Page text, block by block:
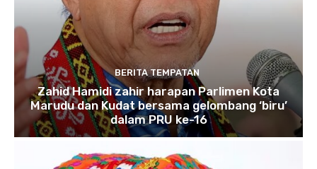
BERITA TEMPATAN
Zahid Hamidi zahir harapan Parlimen Kota
Marudu dan Kudat bersama gelombang ‘biru’
dalam PRU ke-16